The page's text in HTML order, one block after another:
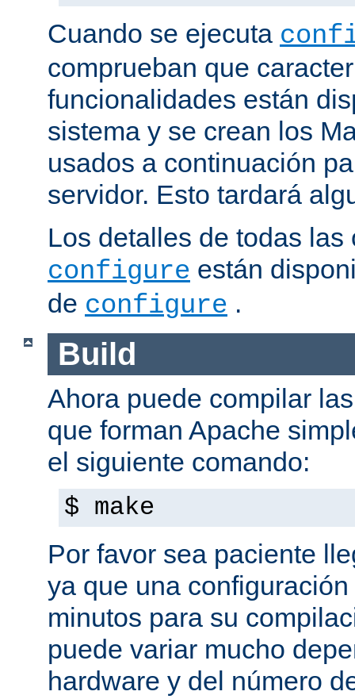
Cuando se ejecuta
comprueban que
funcionalidades están
sistema y se crean los
usados a continuación
servidor. Esto tardará
Los detalles de todas las
configure están
de configure .
Build
Ahora puede compilar
que forman Apache
el siguiente comando:
$ make
Por favor sea paciente
ya que una
minutos para su
puede variar mucho
hardware y del número